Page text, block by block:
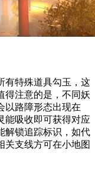
有特殊道具勾玉，这
得注意的是，不同妖
以路障形态出现在
能吸收即可获得对应
解锁追踪标识，如代
关支线方可在小地图